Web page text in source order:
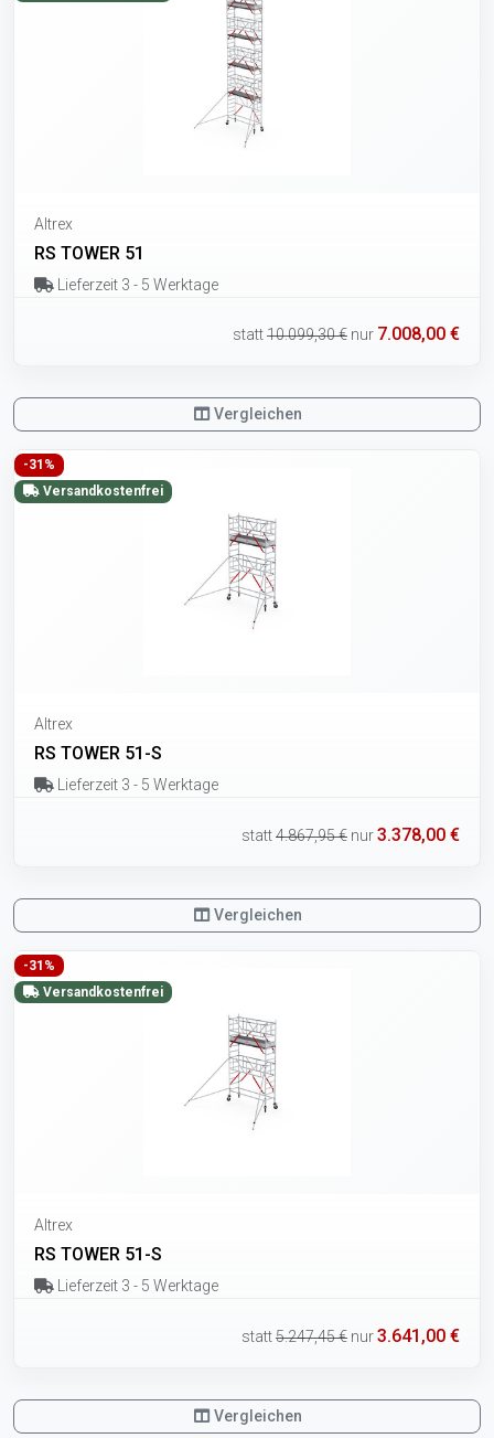
Altrex
RS TOWER 51
Lieferzeit 3 - 5 Werktage
statt10.099,30 € nur 7.008,00 €
Vergleichen
-31%
Versandkostenfrei
Altrex
RS TOWER 51-S
Lieferzeit 3 - 5 Werktage
statt4.867,95 € nur3.378,00 €
Vergleichen
-31%
Versandkostenfrei
Altrex
RS TOWER 51-S
Lieferzeit 3 - 5 Werktage
statt5.247,45 € nur3.641,00 €
Vergleichen